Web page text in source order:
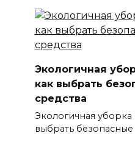
Экологичная
как выбрать
средства
Экологичная
выбрать безопасные